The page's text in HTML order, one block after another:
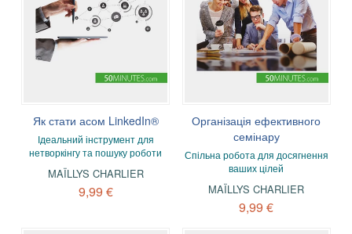
Як стати асом LinkedIn®
Ідеальний інструмент для
нетворкінгу та пошуку роботи
MAÏLLYS CHARLIER
9,99 €
Організація ефективного
семінару
Спільна робота для досягнення
ваших цілей
MAÏLLYS CHARLIER
9,99 €